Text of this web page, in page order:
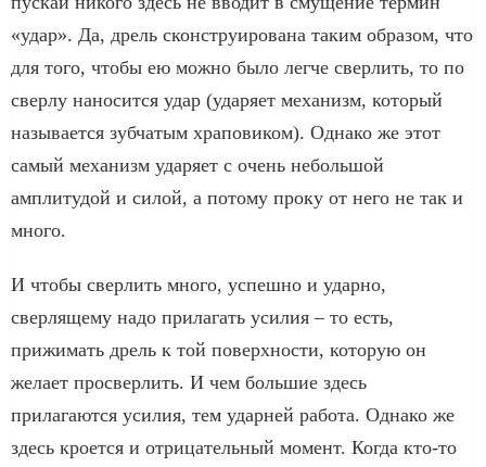
«удар». Да, дрель сконструирована таким образом, что
для того, чтобы ею можно было легче сверлить, то по
сверлу наносится удар (ударяет механизм, который
называется зубчатым храповиком). Однако же этот
самый механизм ударяет с очень небольшой
амплитудой и силой, а потому проку от него не так и
много.
И чтобы сверлить много, успешно и ударно,
сверлящему надо прилагать усилия – то есть,
прижимать дрель к той поверхности, которую он
желает просверлить. И чем большие здесь
прилагаются усилия, тем ударней работа. Однако же
здесь кроется и отрицательный момент. Когда кто-то